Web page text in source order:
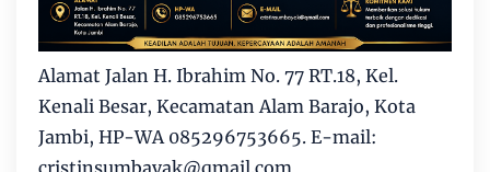
Alamat Jalan H. Ibrahim No. 77 RT.18, Kel.
Kenali Besar, Kecamatan Alam Barajo, Kota
Jambi, HP-WA 085296753665. E-mail:
cristinsumbayak@qmail.com